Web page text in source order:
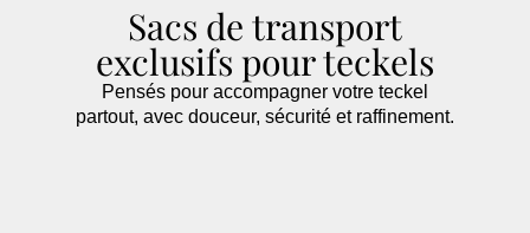
Sacs de transport
exclusifs pour teckels
Pensés pour accompagner votre teckel
partout, avec douceur, sécurité et raffinement.